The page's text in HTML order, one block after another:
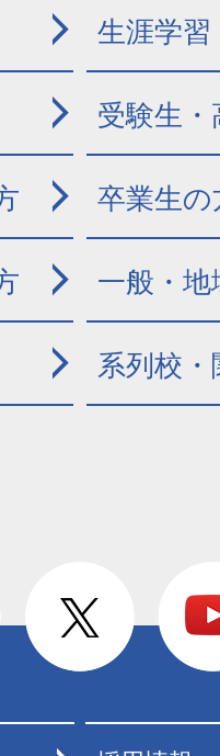
生涯学習
受験生
卒業生の
一般・地
系列校